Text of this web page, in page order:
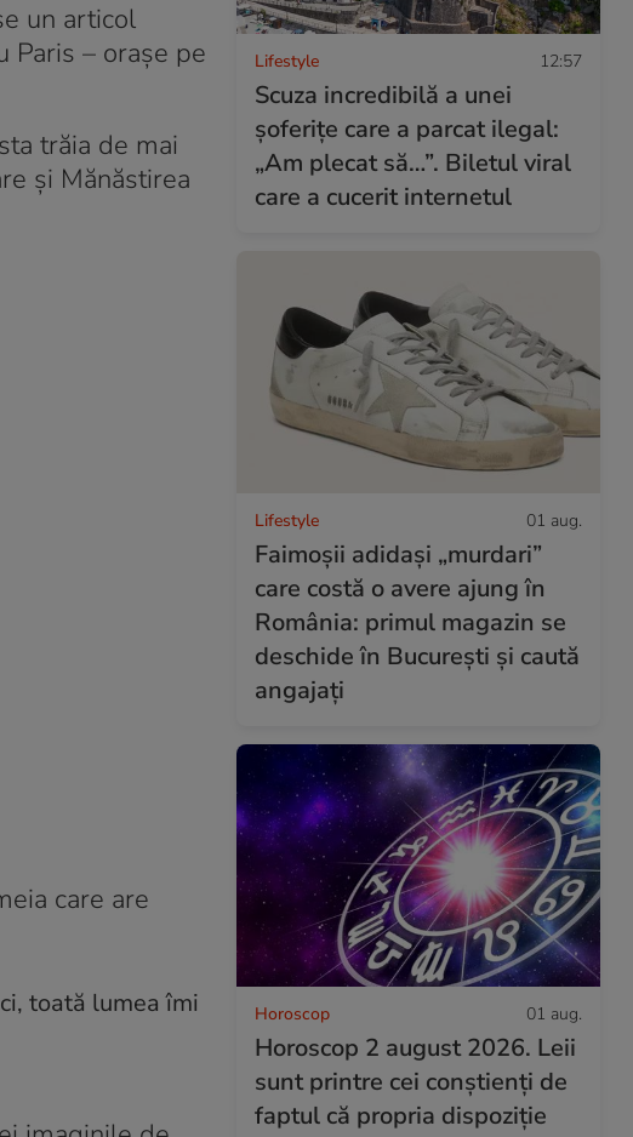
un articol
Paris – orașe pe
trăia de mai
și Mănăstirea
care are
Lifestyle 12:57
Scuza incredibilă a unei
șoferițe care a parcat ilegal:
„Am plecat să…”. Biletul viral
care a cucerit internetul
Lifestyle 01 aug.
Faimoșii adidași „murdari”
care costă o avere ajung în
România: primul magazin se
deschide în București și caută
angajați
Horoscop 01 aug.
Horoscop 2 august 2026. Leii
sunt printre cei conștienți de
faptul că propria dispoziție